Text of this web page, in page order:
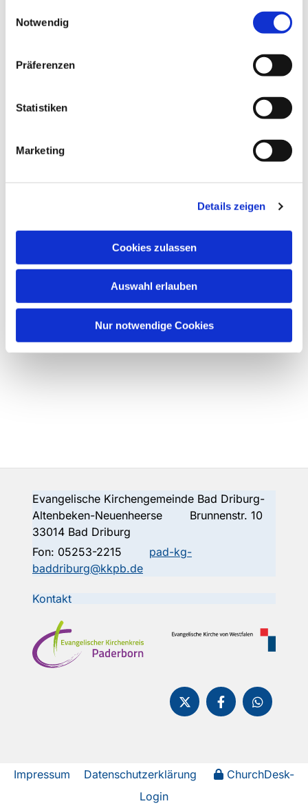
Notwendig
Präferenzen
Statistiken
Marketing
Details zeigen
Cookies zulassen
Auswahl erlauben
Nur notwendige Cookies
Dies könnte Sie auch
Evangelische Kirchengemeinde Bad Driburg-
Altenbeken-Neuenheerse Brunnenstr. 10
33014 Bad Driburg
Fon: 05253-2215
pad-kg-
baddriburg@kkpb.de
Kontakt
Impressum Datenschutzerklärung
ChurchDesk-
Login